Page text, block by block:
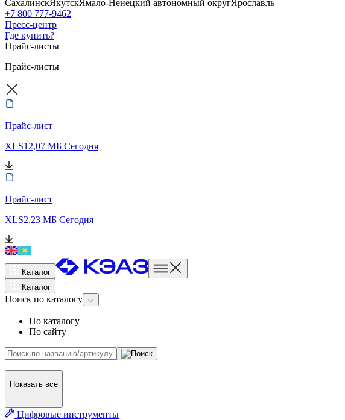
СахалинскЯкутскЯмало-Ненецкий автономный округЯрославль
+7 800 777-9462
Пресс-центр
Где купить?
Прайс-листы
Прайс-листы
Прайс-лист
XLS12,07 МБ Сегодня
Прайс-лист
XLS2,23 МБ Сегодня
Каталог
Каталог
Поиск по каталогу
По каталогу
По сайту
Показать все
Цифровые инструменты